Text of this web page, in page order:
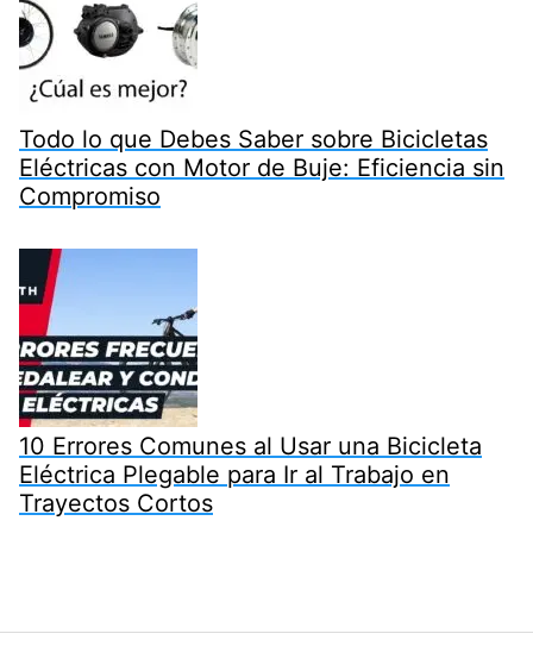
Todo lo que Debes Saber sobre Bicicletas
Eléctricas con Motor de Buje: Eficiencia sin
Compromiso
10 Errores Comunes al Usar una Bicicleta
Eléctrica Plegable para Ir al Trabajo en
Trayectos Cortos